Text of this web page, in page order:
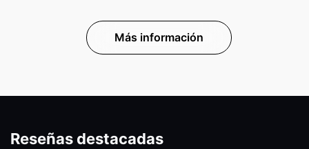
Más información
Reseñas destacadas